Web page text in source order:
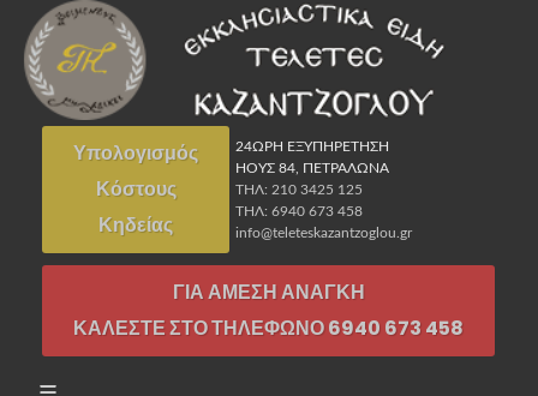
Υπολογισμός
Κόστους
Κηδείας
24ΩΡΗ ΕΞΥΠΗΡΕΤΗΣΗ
ΗΟΥΣ 84, ΠΕΤΡΑΛΩΝΑ
ΤΗΛ: 210 3425 125
ΤΗΛ: 6940 673 458
info@teleteskazantzoglou.gr
ΓΙΑ ΑΜΕΣΗ ΑΝΑΓΚΗ
ΚΑΛΕΣΤΕ ΣΤΟ ΤΗΛΕΦΩΝΟ 6940 673 458